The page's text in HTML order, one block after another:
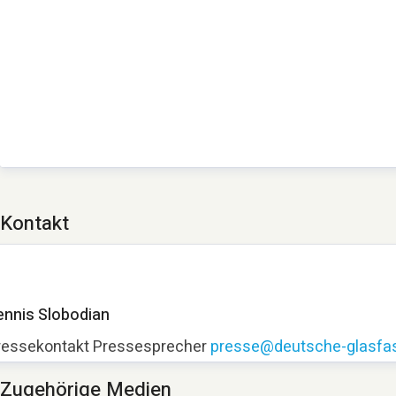
Kontakt
Slobodian
Pressesprecherpresse@deutsche-
Zugehörige Medien